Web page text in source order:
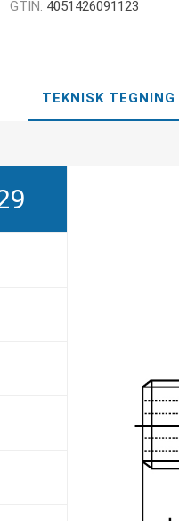
GTIN: 4051426091123
TEKNISK TEGNING